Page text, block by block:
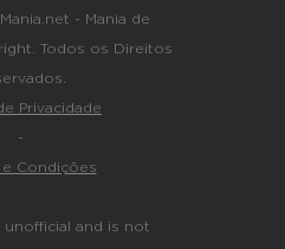
- Mania de
Todos os Direitos
Privacidade
-
e Condições
unofficial and is not